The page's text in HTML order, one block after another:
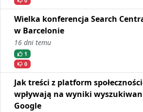
Wielka konferencja Search
w Barcelonie
16 dni temu
1
0
Jak treści z platform
wpływają na wyniki
Google